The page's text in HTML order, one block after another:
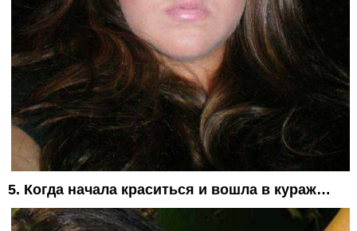
5. Когда начала краситься и вошла в кураж…